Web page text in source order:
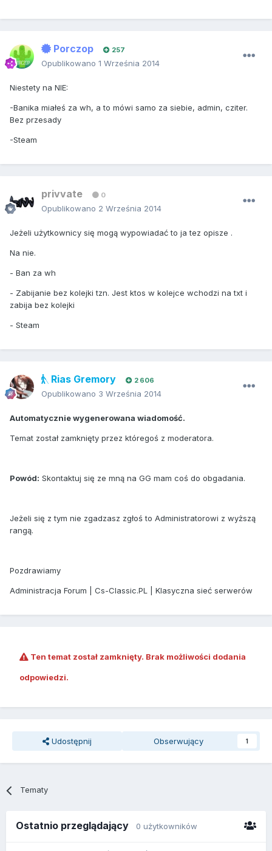
Porczop 257
Opublikowano 1 Września 2014
Niestety na NIE:
-Banika miałeś za wh, a to mówi samo za siebie, admin, cziter.
Bez przesady
-Steam
privvate 0
Opublikowano 2 Września 2014
Jeżeli użytkownicy się mogą wypowiadać to ja tez opisze .
Na nie.
- Ban za wh
- Zabijanie bez kolejki tzn. Jest ktos w kolejce wchodzi na txt i
zabija bez kolejki
- Steam
Rias Gremory 2 606
Opublikowano 3 Września 2014
Automatycznie wygenerowana wiadomość.
Temat został zamknięty przez któregoś z moderatora.
Powód: Skontaktuj się ze mną na GG mam coś do obgadania.
Jeżeli się z tym nie zgadzasz zgłoś to Administratorowi z wyższą
rangą.
Pozdrawiamy
Administracja Forum | Cs-Classic.PL | Klasyczna sieć serwerów
Ten temat został zamknięty. Brak możliwości dodania
odpowiedzi.
Udostępnij Obserwujący 1
Tematy
Ostatnio przeglądający 0 użytkowników